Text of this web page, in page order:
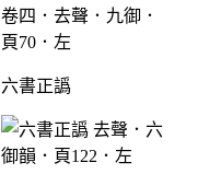
卷四．去聲．九御．
頁70．左
六書正譌